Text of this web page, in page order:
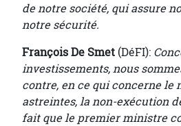
de notre société, qui assure
notre sécurité.
François De Smet (DéFI):
investissements, nous
contre, en ce qui concerne le
astreintes, la non-exécution
fait que le premier ministre